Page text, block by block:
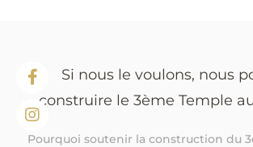
Si nous le voulons, nous
construire le 3ème Temple
Pourquoi soutenir la construction du